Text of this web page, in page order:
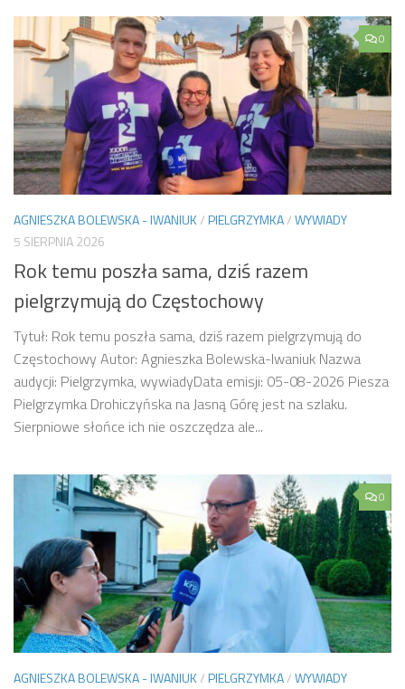
0
AGNIESZKA BOLEWSKA - IWANIUK/PIELGRZYMKA/WYWIADY
5 SIERPNIA 2026
Rok temu poszła sama, dziś razem
pielgrzymują do Częstochowy
Tytuł: Rok temu poszła sama, dziś razem pielgrzymują do
Częstochowy Autor: Agnieszka Bolewska-Iwaniuk Nazwa
audycji: Pielgrzymka, wywiadyData emisji: 05-08-2026 Piesza
Pielgrzymka Drohiczyńska na Jasną Górę jest na szlaku.
Sierpniowe słońce ich nie oszczędza ale...
0
AGNIESZKA BOLEWSKA - IWANIUK/PIELGRZYMKA/WYWIADY